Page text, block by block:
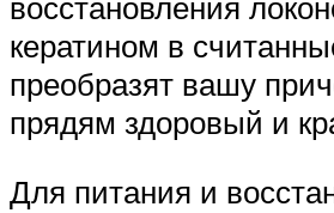
восстановления
кератином в
преобразят вашу
прядям здоровый и
Для питания и